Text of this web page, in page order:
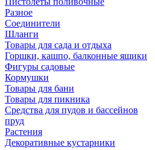
Разное
Соединители
Шланги
Товары для сада и отдыха
Горшки, кашпо, балконные ящики
Фигуры садовые
Кормушки
Товары для бани
Товары для пикника
Средства для пудов и бассейнов
пруд
Растения
Декоративные кустарники